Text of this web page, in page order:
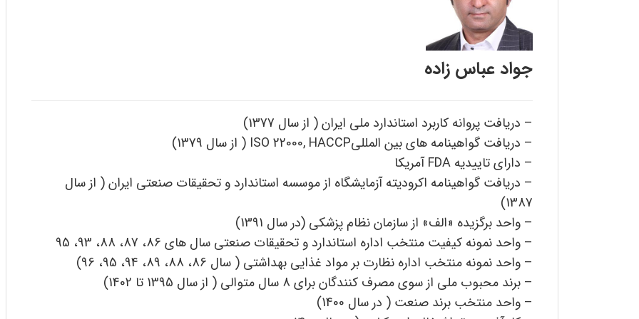
جواد عباس زاده
– دریافت پروانه کاربرد استاندارد ملی ایران ( از سال 1377)
– دریافت گواهینامه های بین المللیISO 22000, HACCP ( از سال 1379)
– دارای تاییدیه FDA آمریکا
– دریافت گواهینامه اکرودیته آزمایشگاه از موسسه استاندارد و تحقیقات صنعتی ایران ( از سال
1387)
– واحد برگزیده «الف» از سازمان نظام پزشکی (در سال 1391)
– واحد نمونه کیفیت منتخب اداره استاندارد و تحقیقات صنعتی سال های 86، 87، 88، 93، 95
– واحد نمونه منتخب اداره نظارت بر مواد غذایی بهداشتی ( سال 86، 88، 89، 94، 95، 96)
– برند محبوب ملی از سوی مصرف کنندگان برای 8 سال متوالی ( از سال 1395 تا 1402)
– واحد منتخب برند صنعت ( در سال 1400)